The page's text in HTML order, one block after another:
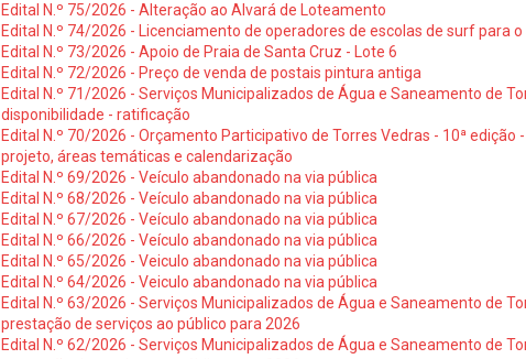
Edital N.º 75/2026 - Alteração ao Alvará de Loteamento
Edital N.º 74/2026 - Licenciamento de operadores de escolas de surf para o
Edital N.º 73/2026 - Apoio de Praia de Santa Cruz - Lote 6
Edital N.º 72/2026 - Preço de venda de postais pintura antiga
Edital N.º 71/2026 - Serviços Municipalizados de Água e Saneamento de
disponibilidade - ratificação
Edital N.º 70/2026 - Orçamento Participativo de Torres Vedras - 10ª edição
projeto, áreas temáticas e calendarização
Edital N.º 69/2026 - Veículo abandonado na via pública
Edital N.º 68/2026 - Veículo abandonado na via pública
Edital N.º 67/2026 - Veículo abandonado na via pública
Edital N.º 66/2026 - Veículo abandonado na via pública
Edital N.º 65/2026 - Veiculo abandonado na via pública
Edital N.º 64/2026 - Veiculo abandonado na via pública
Edital N.º 63/2026 - Serviços Municipalizados de Água e Saneamento de
prestação de serviços ao público para 2026
Edital N.º 62/2026 - Serviços Municipalizados de Água e Saneamento de